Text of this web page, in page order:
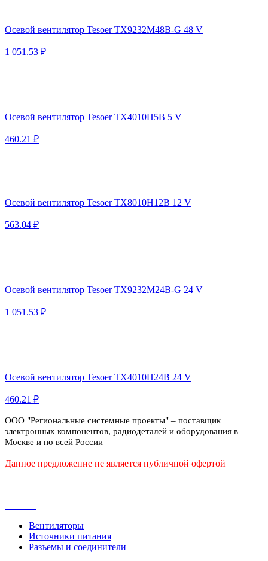
Осевой вентилятор Tesoer TX9232M48B-G 48 V
1 051.53 ₽
Осевой вентилятор Tesoer TX4010H5B 5 V
460.21 ₽
Осевой вентилятор Tesoer TX8010H12B 12 V
563.04 ₽
Осевой вентилятор Tesoer TX9232M24B-G 24 V
1 051.53 ₽
Осевой вентилятор Tesoer TX4010H24B 24 V
460.21 ₽
ООО "Региональные системные проекты" – поставщик
электронных компонентов, радиодеталей и оборудования в
Москве и по всей России
Данное предложение не является публичной офертой
Вентиляторы
Источники питания
Разъемы и соединители